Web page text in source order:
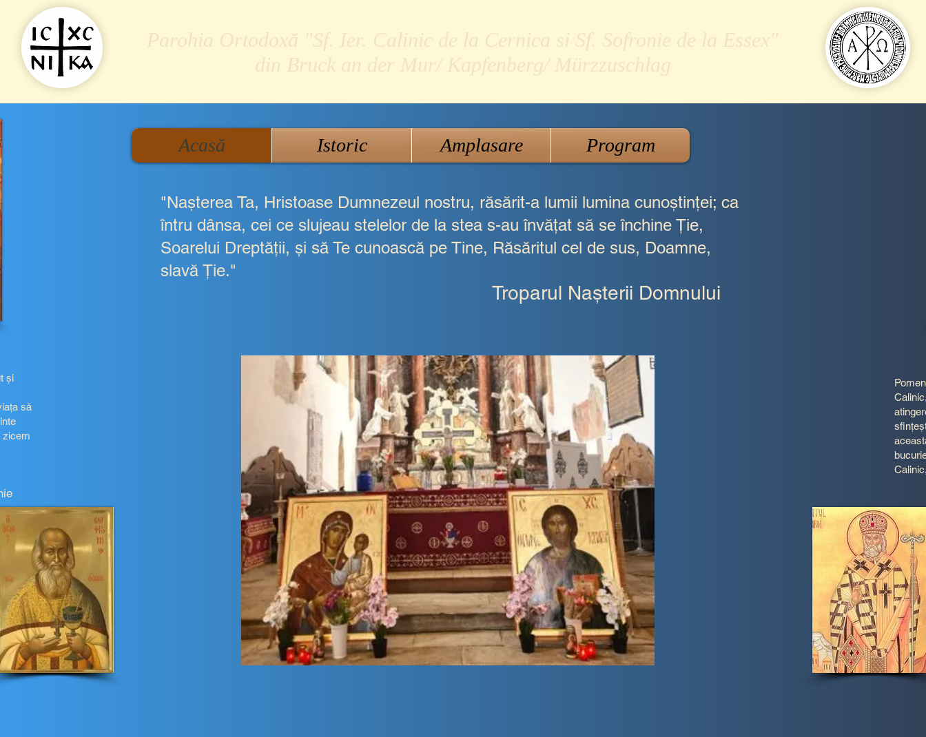
"Naşterea Ta, Hristoase Dumnezeul nostru, răsărit-a lumii lumina cunoştinţei; ca
întru dânsa, cei ce slujeau stelelor de la stea s-au învăţat să se închine Ţie,
Soarelui Dreptăţii, şi să Te cunoască pe Tine, Răsăritul cel de sus, Doamne,
slavă Ţie."
Troparul Naşterii Domnului
şi
să
zicem
Acasă Istoric Amplasare Program